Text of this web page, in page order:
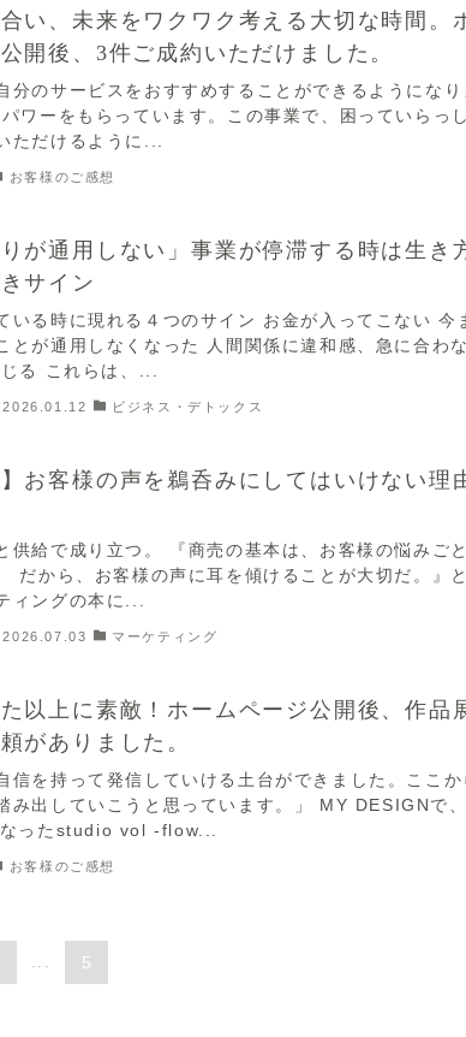
い、未来をワクワク考える大切な時間。
開後、3件ご成約いただけました。
分のサービスをおすすめすることができるようになり
ワーをもらっています。この事業で、困っていらっ
ただけるように...
お客様のご感想
りが通用しない」事業が停滞する時は生き
サイン
いる時に現れる４つのサイン お金が入ってこない 今
とが通用しなくなった 人間関係に違和感、急に合わ
る これらは、...
2026.01.12 ビジネス・デトックス
】お客様の声を鵜呑みにしてはいけない理
供給で成り立つ。 『商売の基本は、お客様の悩みご
だから、お客様の声に耳を傾けることが大切だ。』と
ィングの本に...
2026.07.03 マーケティング
以上に素敵！ホームページ公開後、作品
がありました。
信を持って発信していける土台ができました。ここか
み出していこうと思っています。」 MY DESIGNで、
なったstudio vol -flow...
お客様のご感想
5